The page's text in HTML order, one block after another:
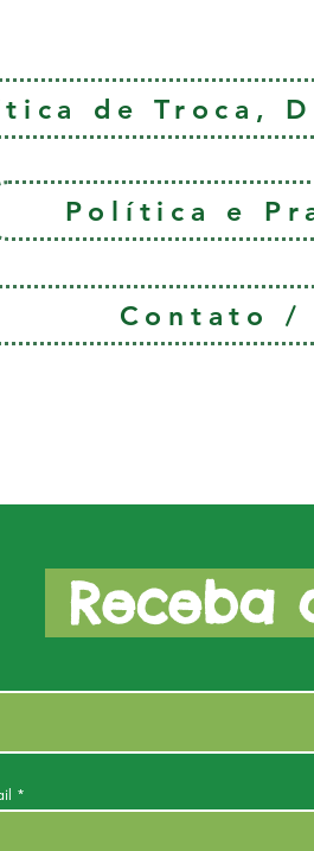
de Troca,
Política e
Contato /
Receba